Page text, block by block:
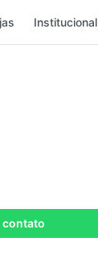
Institucional
contato